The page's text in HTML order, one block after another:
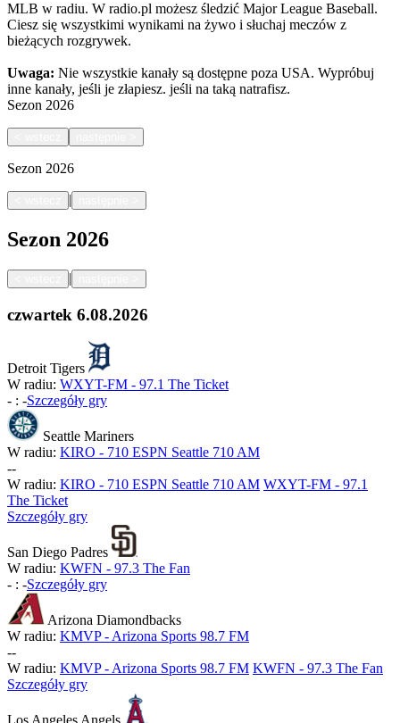
MLB w radiu. W radio.pl możesz śledzić Major League Baseball.
Ciesz się wszystkimi wynikami na żywo i słuchaj meczów z
bieżących rozgrywek.
Uwaga: Nie wszystkie kanały są dostępne poza USA. Wypróbuj
inne kanały, jeśli je złapiesz. jeśli na taką natrafisz.
Sezon 2026
Sezon 2026
|
Sezon 2026
|
czwartek 6.08.2026
Detroit Tigers
W radiu: WXYT-FM - 97.1 The Ticket
- : -Szczegóły gry
Seattle Mariners
W radiu: KIRO - 710 ESPN Seattle 710 AM
--
W radiu: KIRO - 710 ESPN Seattle 710 AM WXYT-FM - 97.1
The Ticket
Szczegóły gry
San Diego Padres
W radiu: KWFN - 97.3 The Fan
- : -Szczegóły gry
Arizona Diamondbacks
W radiu: KMVP - Arizona Sports 98.7 FM
--
W radiu: KMVP - Arizona Sports 98.7 FM KWFN - 97.3 The Fan
Szczegóły gry